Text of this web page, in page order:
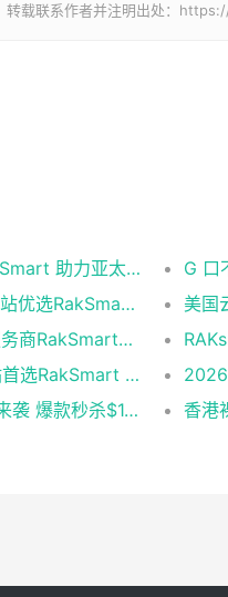
转载联系作者并注明出处：
台湾 idc 云服务器怎么选？RakSmart 助力亚太业务高效部署
美国云服务器IP怎么选？SEO建站优选RakSmart洛杉矶CN2 GIA
海外VPS免备案怎么选？老牌服务商RakSmart省心建站全攻略
新加坡云服务器推荐：出海建站首选RakSmart 稳定高防性价比拉满
RakSmart 5月上云扶持季活动来袭 爆款秒杀$1.99起！新用户首单6.5折